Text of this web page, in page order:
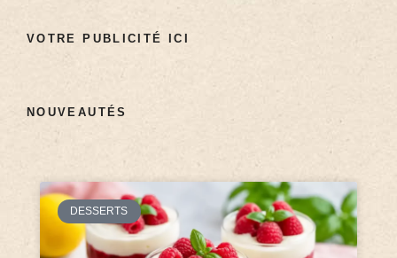
VOTRE PUBLICITÉ ICI
NOUVEAUTÉS
DESSERTS